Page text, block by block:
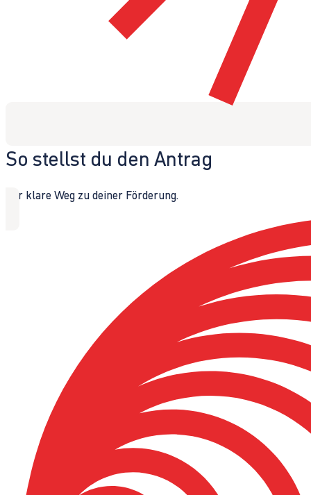
So stellst du den Antrag
Der klare Weg zu deiner Förderung.